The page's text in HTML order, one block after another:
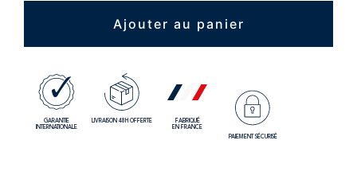
Ajouter au panier
GARANTIE
INTERNATIONALE
LIVRAISON 48H OFFERTE
FABRIQUÉ
EN FRANCE
PAIEMENT SÉCURISÉ